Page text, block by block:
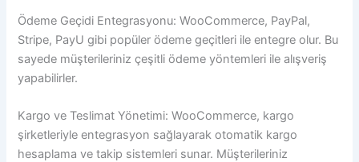
Ödeme Geçidi Entegrasyonu: WooCommerce, PayPal,
Stripe, PayU gibi popüler ödeme geçitleri ile entegre olur. Bu
sayede müşterileriniz çeşitli ödeme yöntemleri ile alışveriş
yapabilirler.
Kargo ve Teslimat Yönetimi: WooCommerce, kargo
şirketleriyle entegrasyon sağlayarak otomatik kargo
hesaplama ve takip sistemleri sunar. Müşterileriniz